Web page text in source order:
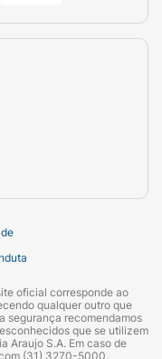
oficial corresponde ao
qualquer outro que
segurança recomendamos
que se utilizem
Araujo S.A. Em caso de
(31) 3270-5000.